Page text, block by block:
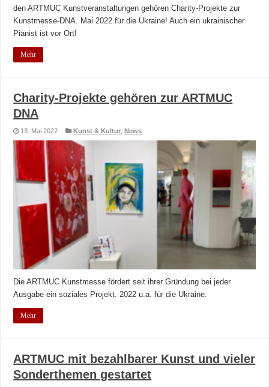
den ARTMUC Kunstveranstaltungen gehören Charity-Projekte zur
Kunstmesse-DNA. Mai 2022 für die Ukraine! Auch ein ukrainischer
Pianist ist vor Ort!
Mehr
Charity-Projekte gehören zur ARTMUC
DNA
13. Mai 2022 Kunst & Kultur ,News
Die ARTMUC Kunstmesse fördert seit ihrer Gründung bei jeder
Ausgabe ein soziales Projekt. 2022 u.a. für die Ukraine.
Mehr
ARTMUC mit bezahlbarer Kunst und vieler
Sonderthemen gestartet